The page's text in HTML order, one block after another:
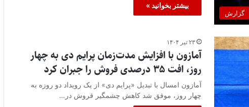
گزارش
بیشتر بخوانید »
۲۳ تیر ۱۴۰۴
آمازون با افزایش مدت‌زمان پرایم دی به چهار
روز، افت ۳۵ درصدی فروش را جبران کرد
آمازون امسال با تبدیل «پرایم دی» از یک رویداد دو روزه به
چهار روز، موفق شد کاهش چشمگیر فروش در…